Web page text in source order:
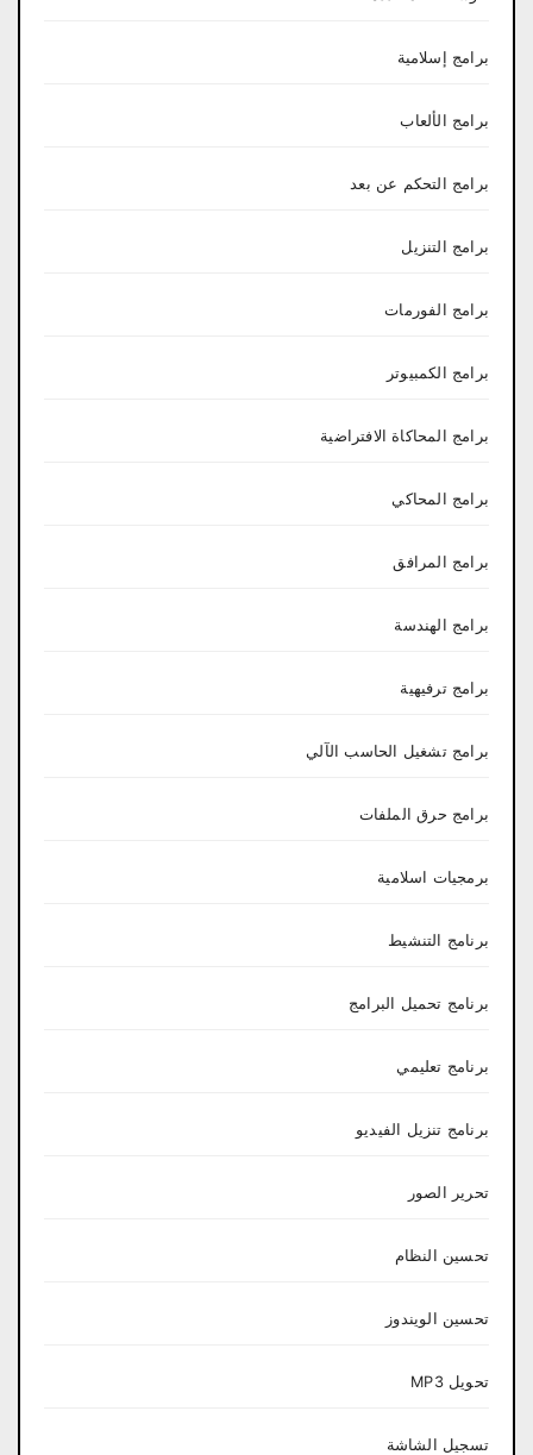
برامج إسلامية
برامج الألعاب
برامج التحكم عن بعد
برامج التنزيل
برامج الفورمات
برامج الكمبيوتر
برامج المحاكاة الافتراضية
برامج المحاكي
برامج المرافق
برامج الهندسة
برامج ترفيهية
برامج تشغيل الحاسب الآلي
برامج حرق الملفات
برمجيات اسلامية
برنامج التنشيط
برنامج تحميل البرامج
برنامج تعليمي
برنامج تنزيل الفيديو
تحرير الصور
تحسين النظام
تحسين الويندوز
تحويل MP3
تسجيل الشاشة